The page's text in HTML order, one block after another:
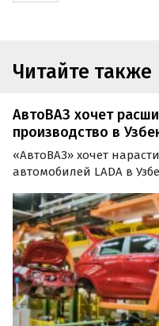
Читайте также
АвтоВАЗ хочет
производство в
«АвтоВАЗ» хочет
автомобилей LADA в
производственного